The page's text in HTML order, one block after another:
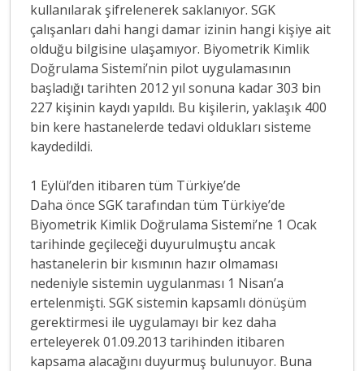
kullanılarak şifrelenerek saklanıyor. SGK
çalışanları dahi hangi damar izinin hangi kişiye ait
olduğu bilgisine ulaşamıyor. Biyometrik Kimlik
Doğrulama Sistemi’nin pilot uygulamasının
başladığı tarihten 2012 yıl sonuna kadar 303 bin
227 kişinin kaydı yapıldı. Bu kişilerin, yaklaşık 400
bin kere hastanelerde tedavi oldukları sisteme
kaydedildi.
1 Eylül’den itibaren tüm Türkiye’de
Daha önce SGK tarafından tüm Türkiye’de
Biyometrik Kimlik Doğrulama Sistemi’ne 1 Ocak
tarihinde geçileceği duyurulmuştu ancak
hastanelerin bir kısmının hazır olmaması
nedeniyle sistemin uygulanması 1 Nisan’a
ertelenmişti. SGK sistemin kapsamlı dönüşüm
gerektirmesi ile uygulamayı bir kez daha
erteleyerek 01.09.2013 tarihinden itibaren
kapsama alacağını duyurmuş bulunuyor. Buna